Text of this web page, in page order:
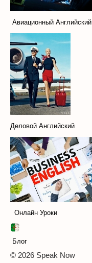
Авиационный Английский
Деловой Английский
Онлайн Уроки
Блог
© 2026 Speak Now